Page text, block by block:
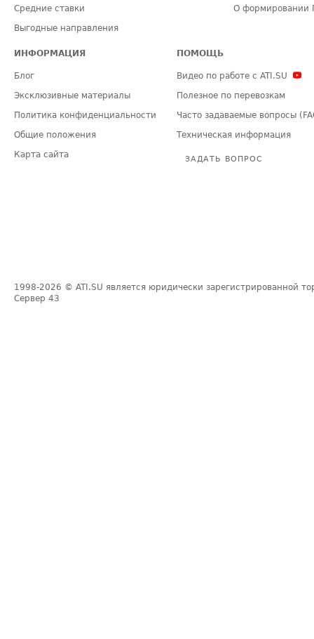
Средние ставки
Выгодные направления
О формировании
ИНФОРМАЦИЯ
Блог
Эксклюзивные материалы
Политика конфиденциальности
Общие положения
Карта сайта
ПОМОЩЬ
Видео по работе с ATI.SU
Полезное по перевозкам
Часто задаваемые вопросы
Техническая информация
ЗАДАТЬ ВОПРОС
1998-2026 © ATI.SU является юридически зарегистрированной
Сервер 43